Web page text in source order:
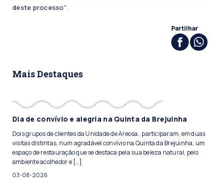
deste processo”.
Partilhar
Mais Destaques
Dia de convívio e alegria na Quinta da Brejuinha
Dois grupos de clientes da Unidade de Areosa, participaram, em duas
visitas distintas, num agradável convívio na Quinta da Brejuinha, um
espaço de restauração que se destaca pela sua beleza natural, pelo
ambiente acolhedor e […]
03-08-2026